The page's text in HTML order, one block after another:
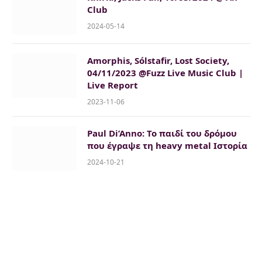
Club
2024-05-14
Amorphis, Sólstafir, Lost Society,
04/11/2023 @Fuzz Live Music Club |
Live Report
2023-11-06
Paul Di’Anno: Το παιδί του δρόμου
που έγραψε τη heavy metal Ιστορία
2024-10-21